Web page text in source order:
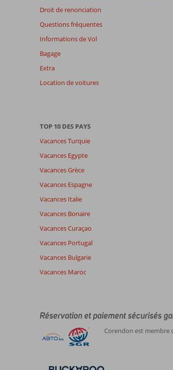
Apart
Les
de
sont
affichés
afin
garantir
la
des
avis
En
savoir
sur
nos
Droit de renonciation
Questions fréquentes
Informations de Vol
Bagage
Extra
Location de voitures
TOP 10 DES PAYS
Vacances Turquie
Vacances Egypte
Vacances Grèce
Vacances Espagne
Vacances Italie
Vacances Bonaire
Vacances Curaçao
Vacances Portugal
Vacances Bulgarie
Vacances Maroc
Réservation et paiement sécurisés
Corendon est membre